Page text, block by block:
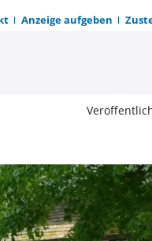
Anzeige aufgeben
das